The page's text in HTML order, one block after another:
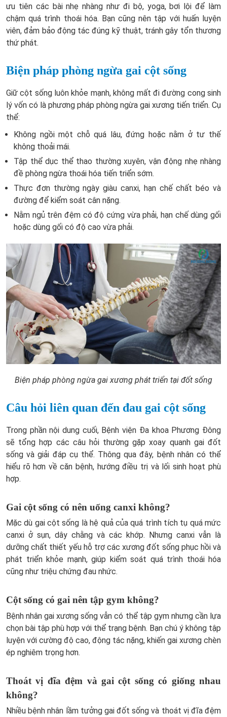
ưu tiên các bài nhẹ nhàng như đi bộ, yoga, bơi lội để làm
chậm quá trình thoái hóa. Bạn cũng nên tập với huấn luyện
viên, đảm bảo động tác đúng kỹ thuật, tránh gây tổn thương
thứ phát.
Biện pháp phòng ngừa gai cột sống
Giữ cột sống luôn khỏe mạnh, không mất đi đường cong sinh
lý vốn có là phương pháp phòng ngừa gai xương tiến triển. Cụ
thể:
Không ngồi một chỗ quá lâu, đứng hoặc nằm ở tư thế
không thoải mái.
Tập thể dục thể thao thường xuyên, vận động nhẹ nhàng
đề phòng ngừa thoái hóa tiến triển sớm.
Thực đơn thường ngày giàu canxi, hạn chế chất béo và
đường để kiểm soát cân nặng.
Nằm ngủ trên đệm có độ cứng vừa phải, hạn chế dùng gối
hoặc dùng gối có độ cao vừa phải.
Biện pháp phòng ngừa gai xương phát triển tại đốt sống
Câu hỏi liên quan đến đau gai cột sống
Trong phần nội dung cuối, Bệnh viện Đa khoa Phương Đông
sẽ tổng hợp các câu hỏi thường gặp xoay quanh gai đốt
sống và giải đáp cụ thể. Thông qua đây, bệnh nhân có thể
hiểu rõ hơn về căn bệnh, hướng điều trị và lối sinh hoạt phù
hợp.
Gai cột sống có nên uống canxi không?
Mặc dù gai cột sống là hệ quả của quá trình tích tụ quá mức
canxi ở sụn, dây chằng và các khớp. Nhưng canxi vẫn là
dưỡng chất thiết yếu hỗ trợ các xương đốt sống phục hồi và
phát triển khỏe mạnh, giúp kiểm soát quá trình thoái hóa
cũng như triệu chứng đau nhức.
Cột sống có gai nên tập gym không?
Bệnh nhân gai xương sống vẫn có thể tập gym nhưng cần lựa
chọn bài tập phù hợp với thể trạng bệnh. Bạn chú ý không tập
luyện với cường độ cao, động tác nặng, khiến gai xương chèn
ép nghiêm trọng hơn.
Thoát vị đĩa đệm và gai cột sống có giống nhau
không?
Nhiều bệnh nhân lầm tưởng gai đốt sống và thoát vị đĩa đệm